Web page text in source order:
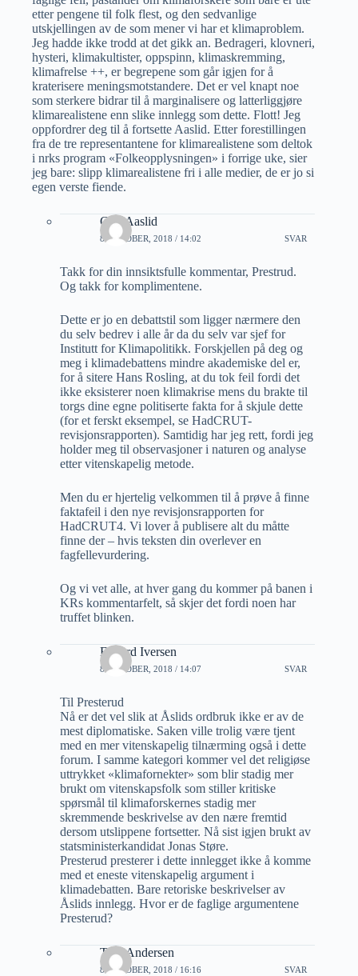
etter pengene til folk flest, og den sedvanlige
utskjellingen av de som mener vi har et klimaproblem.
Jeg hadde ikke trodd at det gikk an. Bedrageri, klovneri,
hysteri, klimakultister, oppspinn, klimaskremming,
klimafrelse ++, er begrepene som går igjen for å
kraterisere meningsmotstandere. Det er vel knapt noe
som sterkere bidrar til å marginalisere og latterliggjøre
klimarealistene enn slike innlegg som dette. Flott! Jeg
oppfordrer deg til å fortsette Aaslid. Etter forestillingen
fra de tre representantene for klimarealistene som deltok
i nrks program «Folkeopplysningen» i forrige uke, sier
jeg bare: slipp klimarealistene fri i alle medier, de er jo si
egen verste fiende.
Geir Aaslid
8 OKTOBER, 2018 / 14:02 SVAR
Takk for din innsiktsfulle kommentar, Prestrud.
Og takk for komplimentene.
Dette er jo en debattstil som ligger nærmere den
du selv bedrev i alle år da du selv var sjef for
Institutt for Klimapolitikk. Forskjellen på deg og
meg i klimadebattens mindre akademiske del er,
for å sitere Hans Rosling, at du tok feil fordi det
ikke eksisterer noen klimakrise mens du brakte til
torgs dine egne politiserte fakta for å skjule dette
(for et ferskt eksempel, se HadCRUT-
revisjonsrapporten). Samtidig har jeg rett, fordi jeg
holder meg til observasjoner i naturen og analyse
etter vitenskapelig metode.
Men du er hjertelig velkommen til å prøve å finne
faktafeil i den nye revisjonsrapporten for
HadCRUT4. Vi lover å publisere alt du måtte
finne der – hvis teksten din overlever en
fagfellevurdering.
Og vi vet alle, at hver gang du kommer på banen i
KRs kommentarfelt, så skjer det fordi noen har
truffet blinken.
Edvard Iversen
8 OKTOBER, 2018 / 14:07 SVAR
Til Presterud
Nå er det vel slik at Åslids ordbruk ikke er av de
mest diplomatiske. Saken ville trolig være tjent
med en mer vitenskapelig tilnærming også i dette
forum. I samme kategori kommer vel det religiøse
uttrykket «klimafornekter» som blir stadig mer
brukt om vitenskapsfolk som stiller kritiske
spørsmål til klimaforskernes stadig mer
skremmende beskrivelse av den nære fremtid
dersom utslippene fortsetter. Nå sist igjen brukt av
statsministerkandidat Jonas Støre.
Presterud presterer i dette innlegget ikke å komme
med et eneste vitenskapelig argument i
klimadebatten. Bare retoriske beskrivelser av
Åslids innlegg. Hvor er de faglige argumentene
Presterud?
Tore Andersen
8 OKTOBER, 2018 / 16:16 SVAR